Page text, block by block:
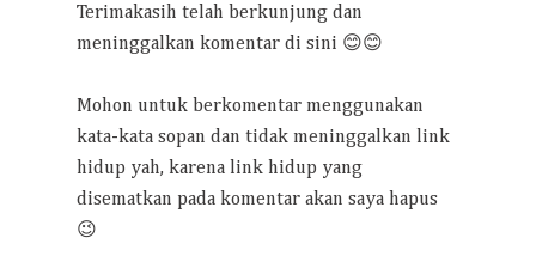
Terimakasih telah berkunjung dan
meninggalkan komentar di sini 😊😊
Mohon untuk berkomentar menggunakan
kata-kata sopan dan tidak meninggalkan link
hidup yah, karena link hidup yang
disematkan pada komentar akan saya hapus
😉